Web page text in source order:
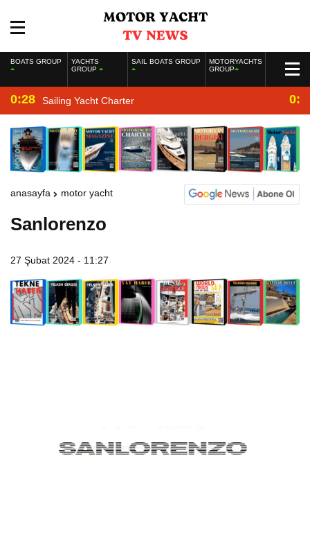
BOATS GROUP
YACHTS
GROUP
SAIL BOATS GROUP
MOTORYACHTS
GROUP
0:28 Sailing Yacht Charter
anasayfa motor yacht
Sanlorenzo
27 Şubat 2024 - 11:27